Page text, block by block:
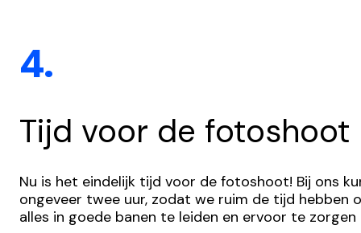
4.
Tijd voor de fotoshoot
Nu is het eindelijk tijd voor de fotoshoot! Bij ons
ongeveer twee uur, zodat we ruim de tijd hebben
alles in goede banen te leiden en ervoor te